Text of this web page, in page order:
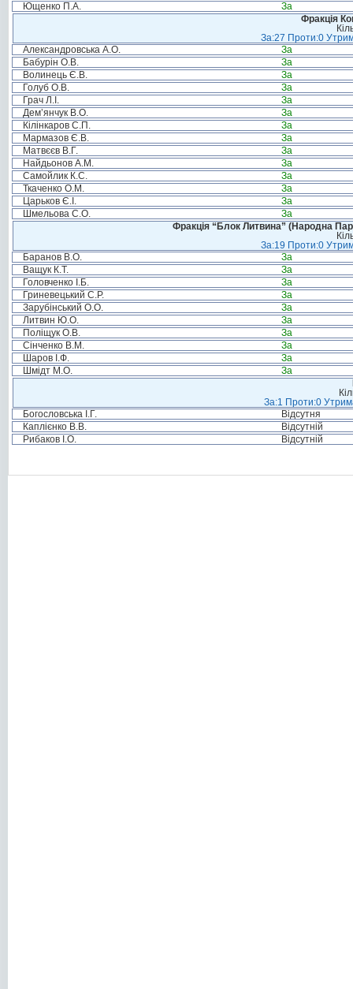
Ющенко П.А.
За
Фракція
За:27 Проти:0
Александровська А.О.
За
Бабурін О.В.
За
Волинець Є.В.
За
Голуб О.В.
За
Грач Л.І.
За
Дем’янчук В.О.
За
Кілінкаров С.П.
За
Мармазов Є.В.
За
Матвєєв В.Г.
За
Найдьонов А.М.
За
Самойлик К.С.
За
Ткаченко О.М.
За
Царьков Є.І.
За
Шмельова С.О.
За
Фракція “Блок Литвина” (Народна
За:19 Проти:0
Баранов В.О.
За
Ващук К.Т.
За
Головченко І.Б.
За
Гриневецький С.Р.
За
Зарубінський О.О.
За
Литвин Ю.О.
За
Поліщук О.В.
За
Сінченко В.М.
За
Шаров І.Ф.
За
Шмідт М.О.
За
За:1 Проти:0
Богословська І.Г.
Відсутня
Каплієнко В.В.
Відсутній
Рибаков І.О.
Відсутній